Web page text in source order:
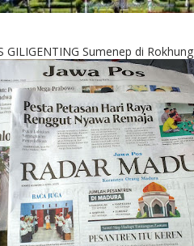
GILIGENTING Sumenep di Rokhung